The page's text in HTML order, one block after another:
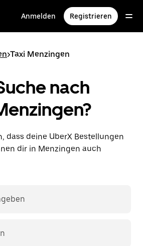
Anmelden Registrieren
>Taxi Menzingen
nach
dass deine UberX Bestellungen
dir in Menzingen auch
zugewiesen werden. In
kennst, während du mit
Schweiz kannst du in der
Taxi bestellen, wenn du sicher